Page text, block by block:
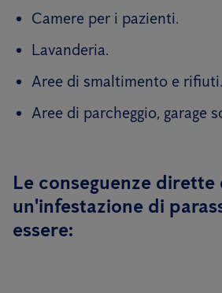
Camere per i pazienti.
Lavanderia.
Aree di smaltimento e rifiuti.
Aree di parcheggio, garage
Le conseguenze dirette
un'infestazione di
essere: